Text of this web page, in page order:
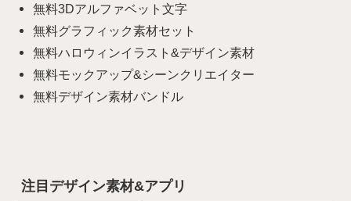
無料3Dアルファベット文字
無料グラフィック素材セット
無料ハロウィンイラスト&デザイン素材
無料モックアップ&シーンクリエイター
無料デザイン素材バンドル
注目デザイン素材&アプリ